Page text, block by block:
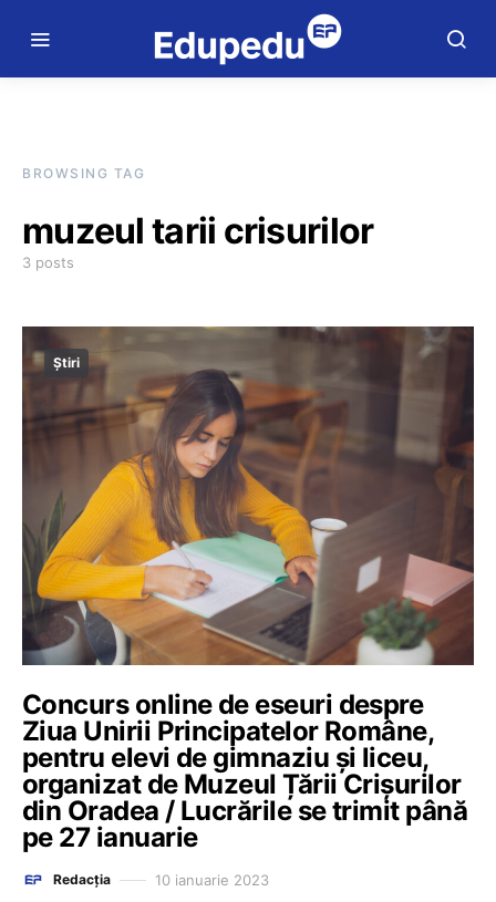
BROWSING TAG
muzeul tarii crisurilor
3 posts
Știri
Concurs online de eseuri despre
Ziua Unirii Principatelor Române,
pentru elevi de gimnaziu și liceu,
organizat de Muzeul Țării Crișurilor
din Oradea / Lucrările se trimit până
pe 27 ianuarie
Redacția 10 ianuarie 2023